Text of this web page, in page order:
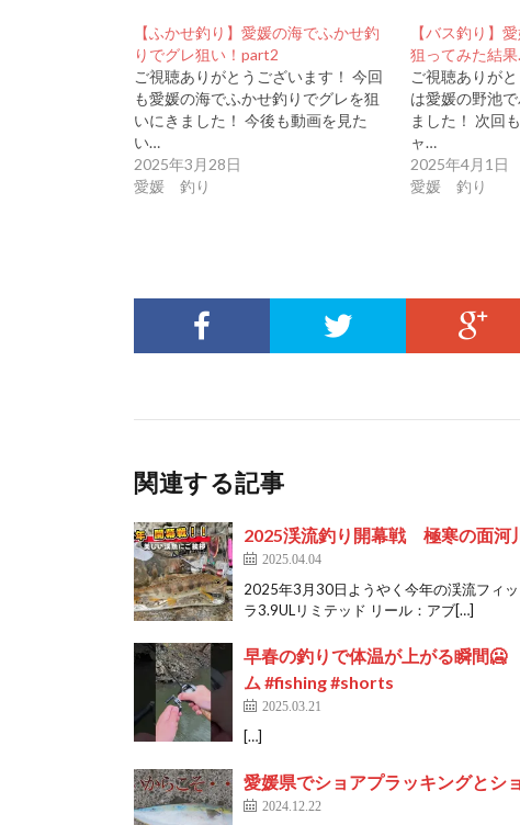
【ふかせ釣り】愛媛の海でふかせ釣
りでグレ狙い！part2
ご視聴ありがとうございます！ 今回
も愛媛の海でふかせ釣りでグレを狙
いにきました！ 今後も動画を見た
い…
2025年3月28日
愛媛 釣り
【バス釣り】
狙ってみた結
ご視聴ありが
は愛媛の野池
ました！ 次回
ャ…
2025年4月1日
愛媛 釣り
関連する記事
2025渓流釣り開幕戦 極寒の面
2025.04.04
2025年3月30日ようやく今年の渓流フィ
ラ3.9ULリミテッド リール：アブ[…]
早春の釣りで体温が上がる瞬間🥶
ム #fishing #shorts
2025.03.21
[…]
愛媛県でショアプラッキングとシ
2024.12.22